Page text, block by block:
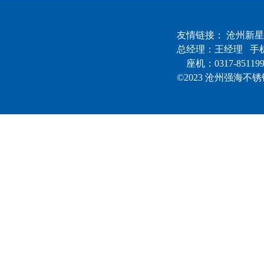
友情链接： 沧州新
总经理：王经理 手
座机：0317-
©2023 沧州强海不